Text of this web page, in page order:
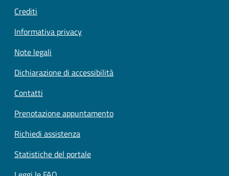
Crediti
Informativa privacy
Note legali
Dichiarazione di accessibilità
Contatti
Prenotazione appuntamento
Richiedi assistenza
Statistiche del portale